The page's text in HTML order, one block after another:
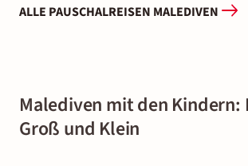
ALLE PAUSCHALREISEN MALEDIVEN
Malediven mit den Kindern:
Groß und Klein